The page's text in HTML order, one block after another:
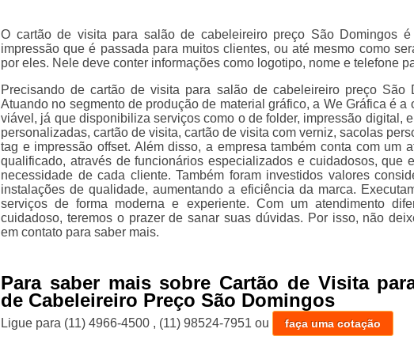
O cartão de visita para salão de cabeleireiro preço São Domingos é
impressão que é passada para muitos clientes, ou até mesmo como
por eles. Nele deve conter informações como logotipo, nome e telefone
Precisando de cartão de visita para salão de cabeleireiro preço São
Atuando no segmento de produção de material gráfico, a We Gráfica é a
viável, já que disponibiliza serviços como o de folder, impressão digital,
personalizadas, cartão de visita, cartão de visita com verniz, sacolas
tag e impressão offset. Além disso, a empresa também conta com um
qualificado, através de funcionários especializados e cuidadosos, que
necessidade de cada cliente. Também foram investidos valores
instalações de qualidade, aumentando a eficiência da marca.
serviços de forma moderna e experiente. Com um atendimento
cuidadoso, teremos o prazer de sanar suas dúvidas. Por isso, não
em contato para saber mais.
Para saber mais sobre Cartão de Visita
de Cabeleireiro Preço São Domingos
Ligue para (11) 4966-4500 , (11) 98524-7951 ou faça uma cotação